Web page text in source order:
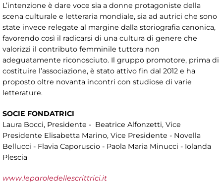
L’intenzione è dare voce sia a donne protagoniste della
scena culturale e letteraria mondiale, sia ad autrici che sono
state invece relegate al margine dalla storiografia canonica,
favorendo così il radicarsi di una cultura di genere che
valorizzi il contributo femminile tuttora non
adeguatamente riconosciuto. Il gruppo promotore, prima di
costituire l’associazione, è stato attivo fin dal 2012 e ha
proposto oltre novanta incontri con studiose di varie
letterature.
SOCIE FONDATRICI
Laura Bocci, Presidente - Beatrice Alfonzetti, Vice
Presidente Elisabetta Marino, Vice Presidente - Novella
Bellucci - Flavia Caporuscio - Paola Maria Minucci - Iolanda
Plescia
www.leparoledellescrittrici.it